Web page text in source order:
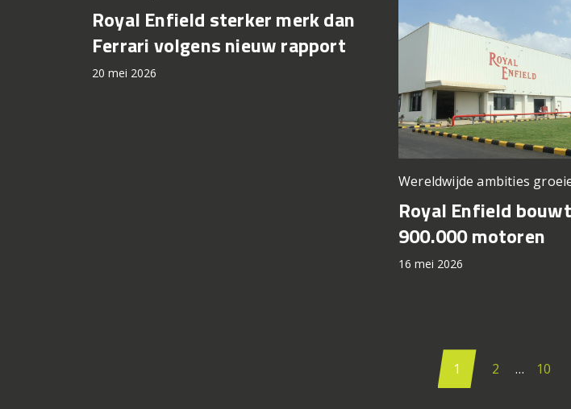
Royal Enfield sterker merk dan
Ferrari volgens nieuw rapport
20 mei 2026
Wereldwijde ambities
Royal Enfield
900.000 motoren
16 mei 2026
Berichten
1 2 … 10